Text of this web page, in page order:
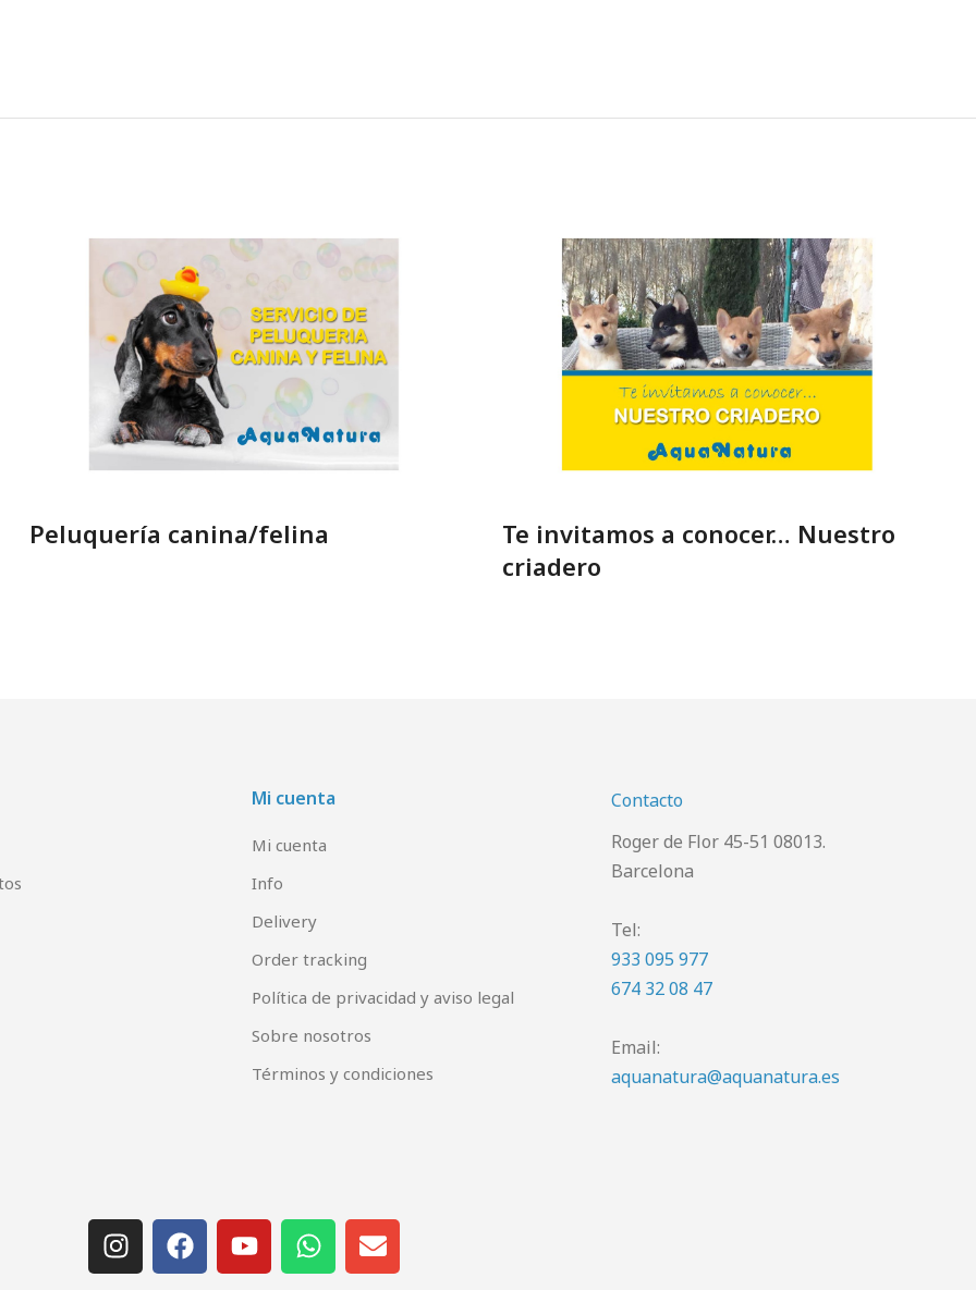
Peluquería canina/felina
Te invitamos a conocer… Nuestro
criadero
Mi cuenta
Mi cuenta
Info
Delivery
Order tracking
Política de privacidad y aviso legal
Sobre nosotros
Términos y condiciones
Contacto
Roger de Flor 45-51 08013.
Barcelona
Tel:
933 095 977
674 32 08 47
Email:
aquanatura@aquanatura.es